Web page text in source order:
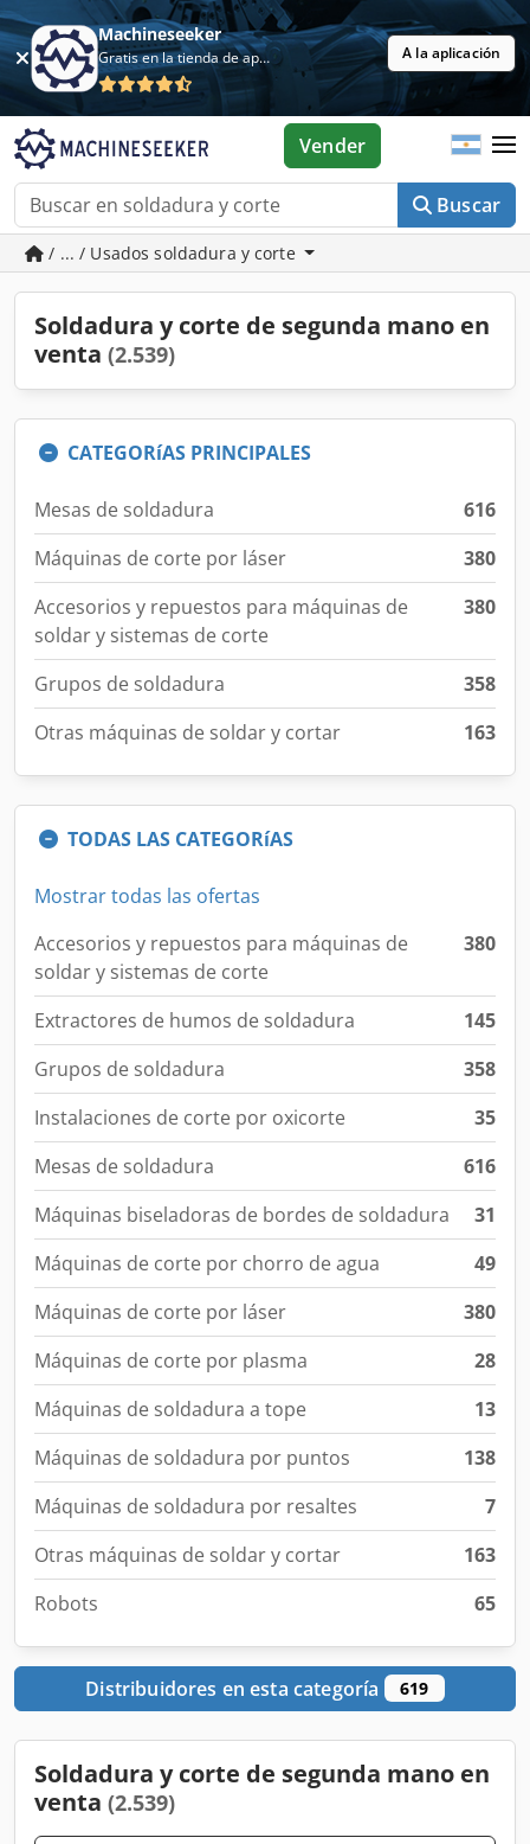
Machineseeker
Gratis en la tienda de aplicaciones A la aplicación
Buscar
Vender
/ ... / Usados soldadura y corte
Soldadura y corte de segunda mano en
venta (2.539)
CATEGORíAS PRINCIPALES
Mesas de soldadura
616
Máquinas de corte por láser
380
Accesorios y repuestos para máquinas de
soldar y sistemas de corte
380
Grupos de soldadura
358
Otras máquinas de soldar y cortar
163
TODAS LAS CATEGORíAS
Mostrar todas las ofertas
Accesorios y repuestos para máquinas de
soldar y sistemas de corte
380
Extractores de humos de soldadura
145
Grupos de soldadura
358
Instalaciones de corte por oxicorte
35
Mesas de soldadura
616
Máquinas biseladoras de bordes de soldadura
31
Máquinas de corte por chorro de agua
49
Máquinas de corte por láser
380
Máquinas de corte por plasma
28
Máquinas de soldadura a tope
13
Máquinas de soldadura por puntos
138
Máquinas de soldadura por resaltes
7
Otras máquinas de soldar y cortar
163
Robots
65
Distribuidores en esta categoría 619
Soldadura y corte de segunda mano en
venta (2.539)